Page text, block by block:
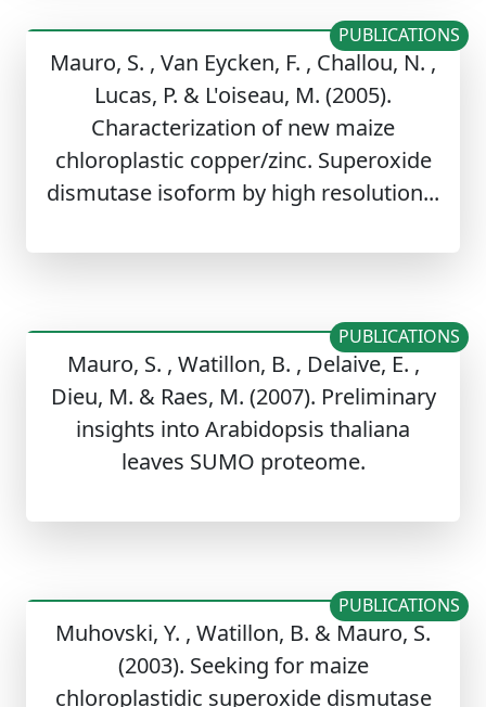
Mauro, S. , Van Eycken, F. , Challou, N. ,
Lucas, P. & L'oiseau, M. (2005).
Characterization of new maize
chloroplastic copper/zinc. Superoxide
dismutase isoform by high resolution...
PUBLICATIONS
Mauro, S. , Watillon, B. , Delaive, E. ,
Dieu, M. & Raes, M. (2007). Preliminary
insights into Arabidopsis thaliana
leaves SUMO proteome.
PUBLICATIONS
Muhovski, Y. , Watillon, B. & Mauro, S.
(2003). Seeking for maize
chloroplastidic superoxide dismutase
PUBLICATIONS